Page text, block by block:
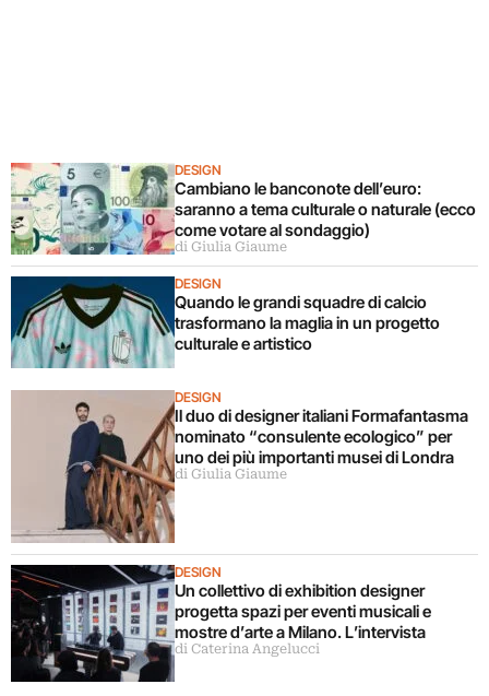
DESIGN
Cambiano le banconote dell’euro:
saranno a tema culturale o naturale (ecco
come votare al sondaggio)
di Giulia Giaume
DESIGN
Quando le grandi squadre di calcio
trasformano la maglia in un progetto
culturale e artistico
DESIGN
Il duo di designer italiani Formafantasma
nominato “consulente ecologico” per
uno dei più importanti musei di Londra
di Giulia Giaume
DESIGN
Un collettivo di exhibition designer
progetta spazi per eventi musicali e
mostre d’arte a Milano. L’intervista
di Caterina Angelucci